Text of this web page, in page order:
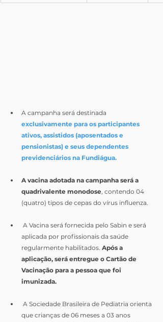
A campanha será destinada
exclusivamente para os participantes
ativos, assistidos (aposentados e
pensionistas) e seus dependentes
previdenciários na Fundiágua.
A vacina adotada na campanha será a
quadrivalente monodose, contendo 04
(quatro) tipos de cepas do vírus influenza.
aplicada por profissionais da saúde
regularmente habilitados. Após a
aplicação, será entregue o Cartão de
Vacinação para a pessoa que foi
imunizada.
que crianças de 06 meses a 03 anos